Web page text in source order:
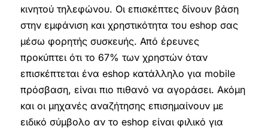
κινητού τηλεφώνου. Οι επισκέπτες δίνουν βάση
στην εμφάνιση και χρηστικότητα του eshop σας
μέσω φορητής συσκευής. Από έρευνες
προκύπτει ότι το 67% των χρηστών όταν
επισκέπτεται ένα eshop κατάλληλο για mobile
πρόσβαση, είναι πιο πιθανό να αγοράσει. Ακόμη
και οι μηχανές αναζήτησης επισημαίνουν με
ειδικό σύμβολο αν το eshop είναι φιλικό για